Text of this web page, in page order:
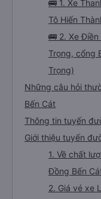
🚌 1. Xe
Tô Hiến
🚌 2. Xe
Trọng, cổng
Trọng)
Những câu hỏi
Bến Cát
Thông tin tuyến
Giới thiệu tuyến
1. Về chất
Đồng Bến
2. Giá vé xe